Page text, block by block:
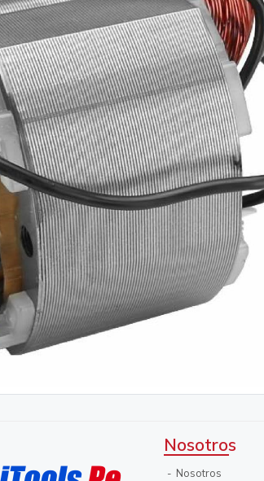
Nosotros
Nosotros